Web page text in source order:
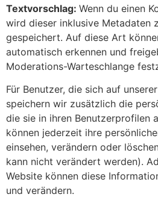
Textvorschlag: Wenn du einen
wird dieser inklusive Metadaten
gespeichert. Auf diese Art
automatisch erkennen und
Moderations-Warteschlange
Für Benutzer, die sich auf
speichern wir zusätzlich die
die sie in ihren Benutzerprofilen
können jederzeit ihre
einsehen, verändern oder
kann nicht verändert werden).
Website können diese
und verändern.